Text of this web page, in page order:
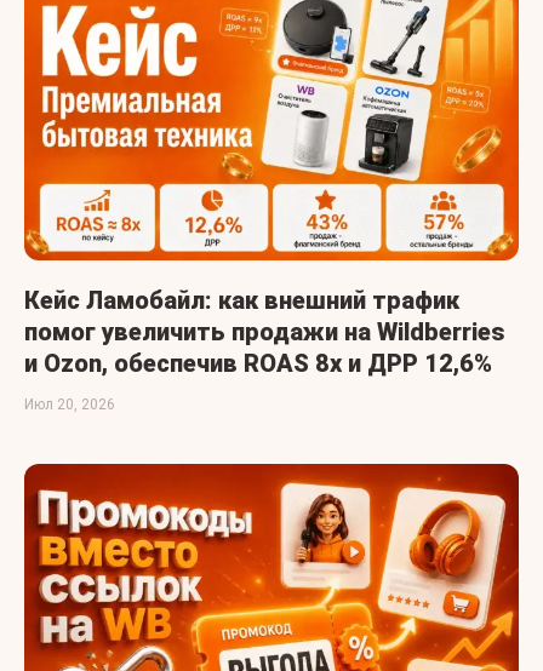
Кейс Ламобайл: как внешний трафик
помог увеличить продажи на Wildberries
и Ozon, обеспечив ROAS 8x и ДРР 12,6%
Июл 20, 2026